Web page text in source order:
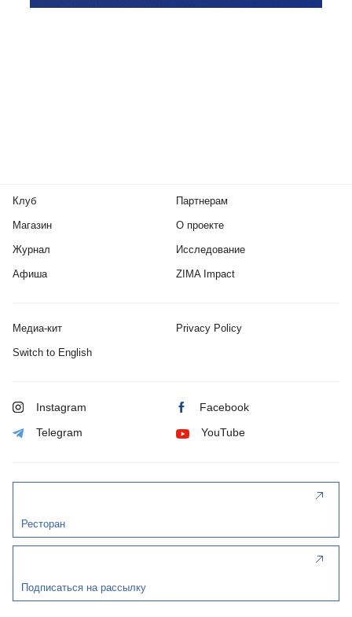
Клуб
Магазин
Журнал
Афиша
Партнерам
О проекте
Исследование
ZIMA Impact
Медиа-кит Privacy Policy
Switch to English
Instagram Facebook
Telegram YouTube
Ресторан
Подписаться на рассылку